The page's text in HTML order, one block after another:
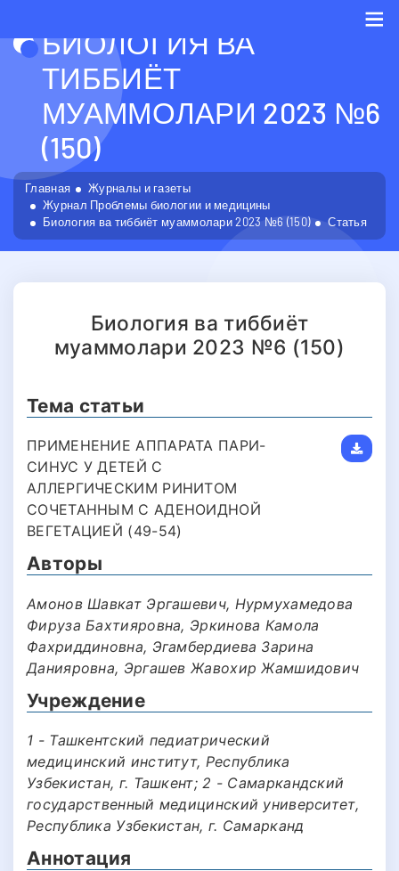
БИОЛОГИЯ ВА
ТИББИЁТ
МУАММОЛАРИ 2023 №6
(150)
Главная
Журналы и газеты
Журнал Проблемы биологии и медицины
Биология ва тиббиёт муаммолари 2023 №6 (150)
Статья
Биология ва тиббиёт
муаммолари 2023 №6 (150)
Тема статьи
ПРИМЕНЕНИЕ АППАРАТА ПАРИ-
СИНУС У ДЕТЕЙ С
АЛЛЕРГИЧЕСКИМ РИНИТОМ
СОЧЕТАННЫМ С АДЕНОИДНОЙ
ВЕГЕТАЦИЕЙ (49-54)
Авторы
Амонов Шавкат Эргашевич, Нурмухамедова
Фируза Бахтияровна, Эркинова Камола
Фахриддиновна, Эгамбердиева Зарина
Данияровна, Эргашев Жавохир Жамшидович
Учреждение
1 - Ташкентский педиатрический
медицинский институт, Республика
Узбекистан, г. Ташкент; 2 - Самаркандский
государственный медицинский университет,
Республика Узбекистан, г. Самарканд
Аннотация